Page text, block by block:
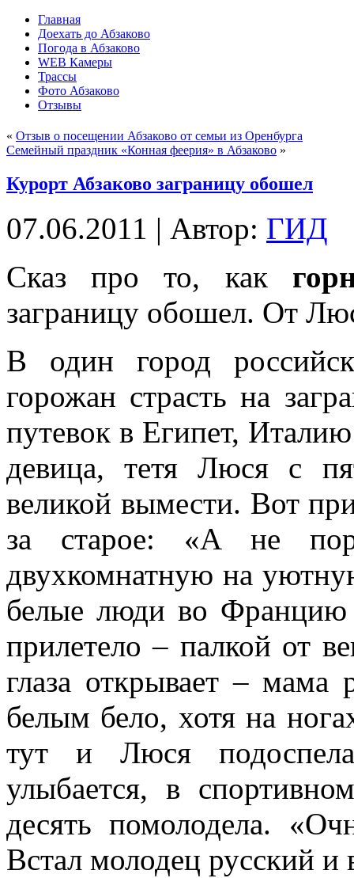
Главная
Доехать до Абзаково
Погода в Абзаково
WEB Камеры
Трассы
Фото Абзаково
Отзывы
« Отзыв о посещении Абзаково от семьи из Оренбурга
Семейный праздник «Конная феерия» в Абзаково »
Курорт Абзаково заграницу обошел
07.06.2011 | Автор: ГИД
Сказ про то, как
заграницу обошел. От
В один город
горожан страсть на
путевок в Египет,
девица, тетя Люся с
великой вымести. Вот
за старое: «А не
двухкомнатную на
белые люди во Францию
прилетело – палкой от
глаза открывает –
белым бело, хотя на
тут и Люся
улыбается, в
десять помолодела.
Встал молодец русский и